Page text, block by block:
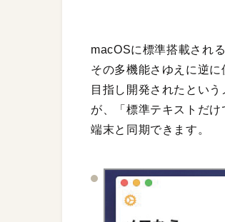
macOSに標準搭載され
その多機能さゆえに逆
目指し開発されたとい
が、「標準テキストだ
端末と同期できます。